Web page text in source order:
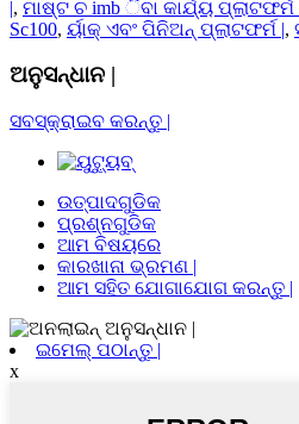
|, ମାଷ୍ଟ ଚ imb ିବା କାର୍ଯ୍ୟ ପ୍ଲାଟଫର୍ମ
Sc100, ର୍ୟାକ୍ ଏବଂ ପିନିଅନ୍ ପ୍ଲାଟଫର୍ମ |,
ଅନୁସନ୍ଧାନ |
ସବସ୍କ୍ରାଇବ କରନ୍ତୁ |
ଉତ୍ପାଦଗୁଡିକ
ପ୍ରଶ୍ନଗୁଡିକ
ଆମ ବିଷୟରେ
କାରଖାନା ଭ୍ରମଣ |
ଆମ ସହିତ ଯୋଗାଯୋଗ କରନ୍ତୁ |
ଇମେଲ୍ ପଠାନ୍ତୁ |
x